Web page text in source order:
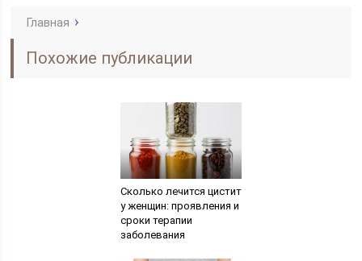
Главная
Похожие публикации
Сколько лечится цистит
у женщин: проявления и
сроки терапии
заболевания